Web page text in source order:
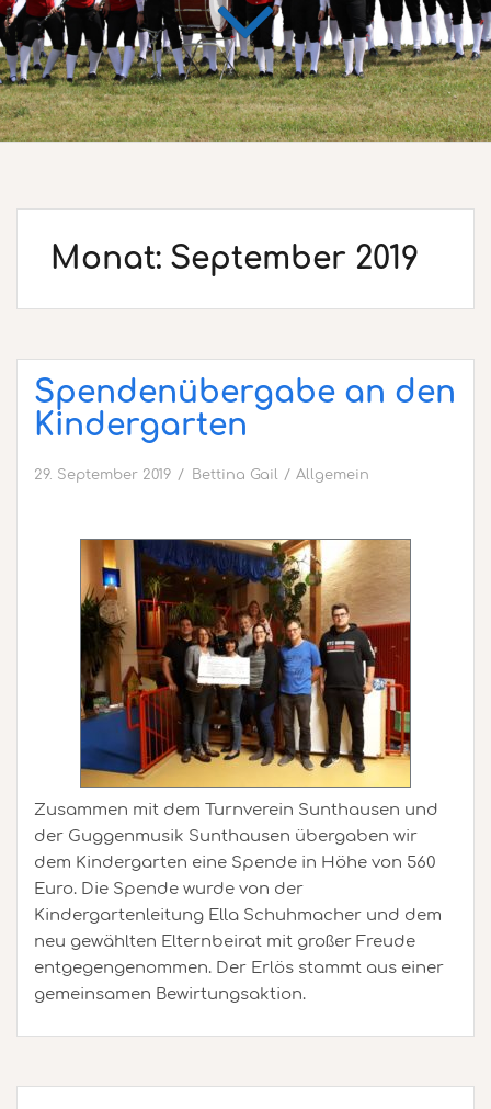
Monat: September 2019
Spendenübergabe an den
Kindergarten
29. September 2019 Bettina Gail Allgemein
Zusammen mit dem Turnverein Sunthausen und
der Guggenmusik Sunthausen übergaben wir
dem Kindergarten eine Spende in Höhe von 560
Euro. Die Spende wurde von der
Kindergartenleitung Ella Schuhmacher und dem
neu gewählten Elternbeirat mit großer Freude
entgegengenommen. Der Erlös stammt aus einer
gemeinsamen Bewirtungsaktion.